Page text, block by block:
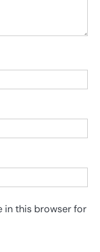
in this browser for